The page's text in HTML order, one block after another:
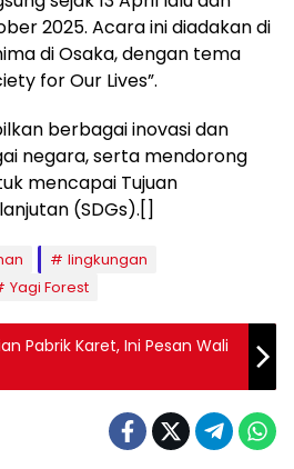
2025. Acara ini diadakan di
di Osaka, dengan tema
for Our Lives”.
berbagai inovasi dan
negara, serta mendorong
mencapai Tujuan
(SDGs).[]
lingkungan
Yagi Forest
Pabrik Karet, Ini Pesan Wali